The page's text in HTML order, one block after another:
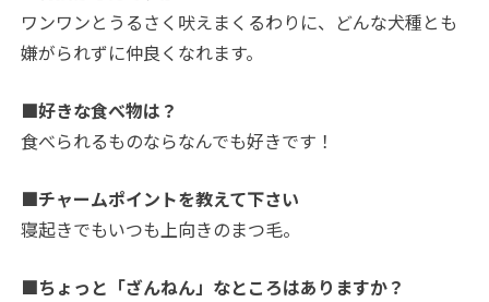
ワンワンとうるさく吠えまくるわりに、どんな犬種とも
嫌がられずに仲良くなれます。
■好きな食べ物は？
食べられるものならなんでも好きです！
■チャームポイントを教えて下さい
寝起きでもいつも上向きのまつ毛。
■ちょっと「ざんねん」なところはありますか？